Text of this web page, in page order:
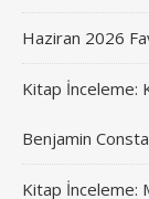
Haziran 2026
Kitap İnceleme:
Benjamin
Kitap İnceleme: